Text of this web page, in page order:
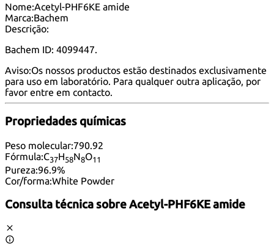
Nome:Acetyl-PHF6KE amide
Marca:Bachem
Descrição:
Bachem ID: 4099447.
Aviso:Os nossos productos estão destinados exclusivamente
para uso em laboratório. Para qualquer outra aplicação, por
favor entre em contacto
Propriedades químicas
Peso molecular:790.92
Fórmula:C37H58N8O11
Pureza:96.9%
Cor/forma:White Powder
Consulta técnica sobreAcetyl-PHF6KE amide